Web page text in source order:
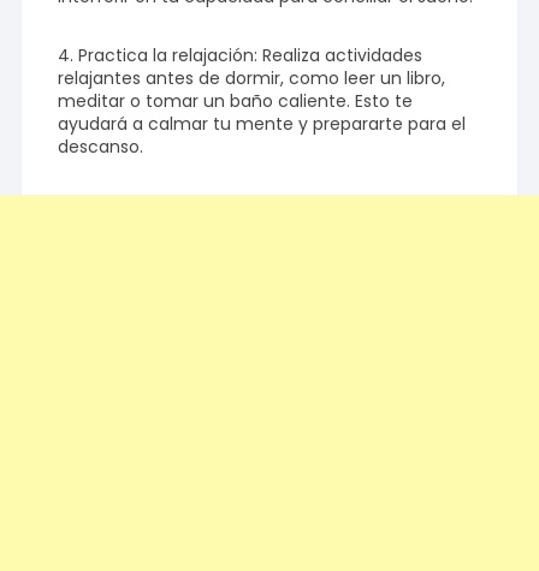
4. Practica la relajación: Realiza actividades
relajantes antes de dormir, como leer un libro,
meditar o tomar un baño caliente. Esto te
ayudará a calmar tu mente y prepararte para el
descanso.